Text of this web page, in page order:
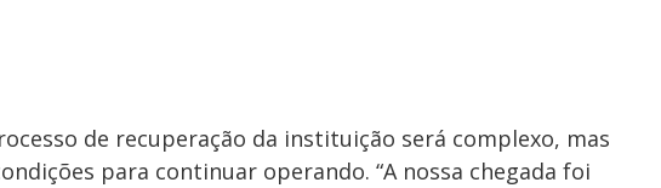
de recuperação da instituição será complexo, mas
para continuar operando. “A nossa chegada foi